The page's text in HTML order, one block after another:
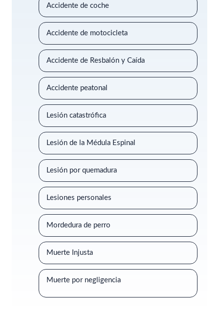
Accidente de coche
Accidente de motocicleta
Accidente de Resbalón y Caída
Accidente peatonal
Lesión catastrófica
Lesión de la Médula Espinal
Lesión por quemadura
Lesiones personales
Mordedura de perro
Muerte Injusta
Muerte por negligencia